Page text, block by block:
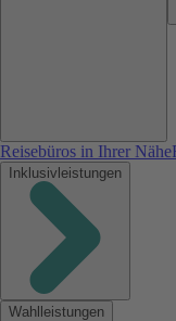
Reisebüros in Ihrer Nähe
Inklusivleistungen
Wahlleistungen